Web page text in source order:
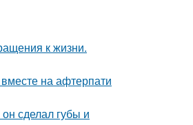
к жизни.
на афтерпати
сделал губы и